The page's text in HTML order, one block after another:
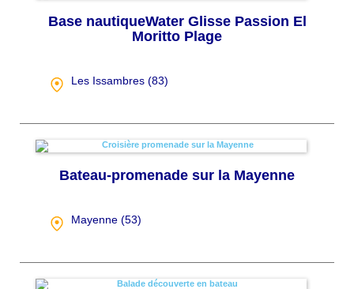
Base nautiqueWater Glisse Passion El
Moritto Plage
Les Issambres (83)
Bateau-promenade sur la Mayenne
Mayenne (53)